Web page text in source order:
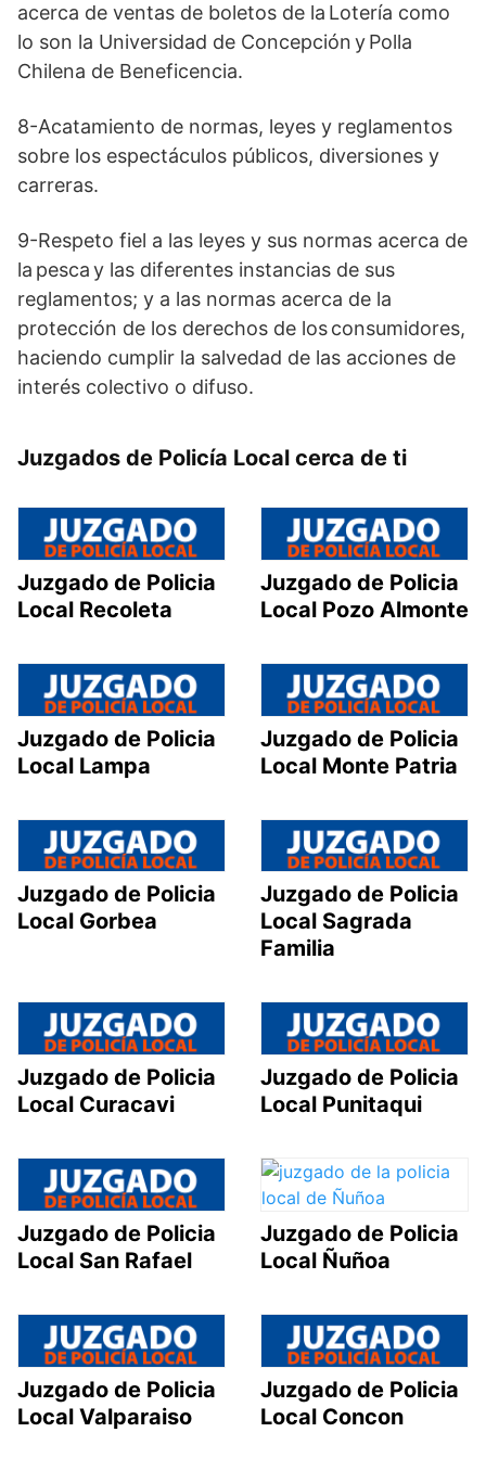
acerca de ventas de boletos de la Lotería como
lo son la Universidad de Concepción y Polla
Chilena de Beneficencia.
8-Acatamiento de normas, leyes y reglamentos
sobre los espectáculos públicos, diversiones y
carreras.
9-Respeto fiel a las leyes y sus normas acerca de
la pesca y las diferentes instancias de sus
reglamentos; y a las normas acerca de la
protección de los derechos de los consumidores,
haciendo cumplir la salvedad de las acciones de
interés colectivo o difuso.
Juzgados de Policía Local cerca de ti
Juzgado de Policia
Local Recoleta
Juzgado de Policia
Local Pozo Almonte
Juzgado de Policia
Local Lampa
Juzgado de Policia
Local Monte Patria
Juzgado de Policia
Local Gorbea
Juzgado de Policia
Local Sagrada
Familia
Juzgado de Policia
Local Curacavi
Juzgado de Policia
Local Punitaqui
Juzgado de Policia
Local San Rafael
Juzgado de Policia
Local Ñuñoa
Juzgado de Policia
Local Valparaiso
Juzgado de Policia
Local Concon